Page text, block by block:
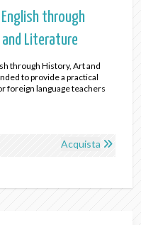
through
Literature
through History, Art and
to provide a practical
foreign language teachers
Acquista